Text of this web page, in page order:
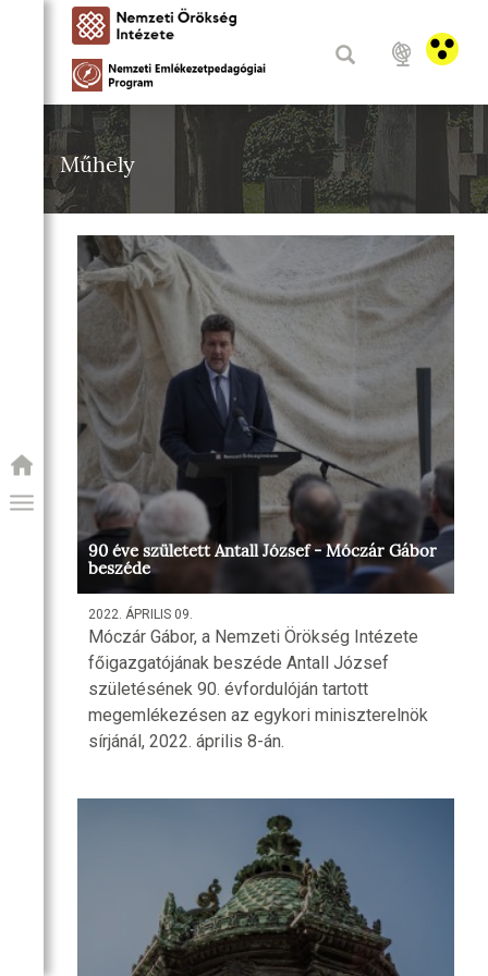
Műhely
90 éve született Antall József - Móczár Gábor
beszéde
2022. ÁPRILIS 09.
Móczár Gábor, a Nemzeti Örökség Intézete
főigazgatójának beszéde Antall József
születésének 90. évfordulóján tartott
megemlékezésen az egykori miniszterelnök
sírjánál, 2022. április 8-án.